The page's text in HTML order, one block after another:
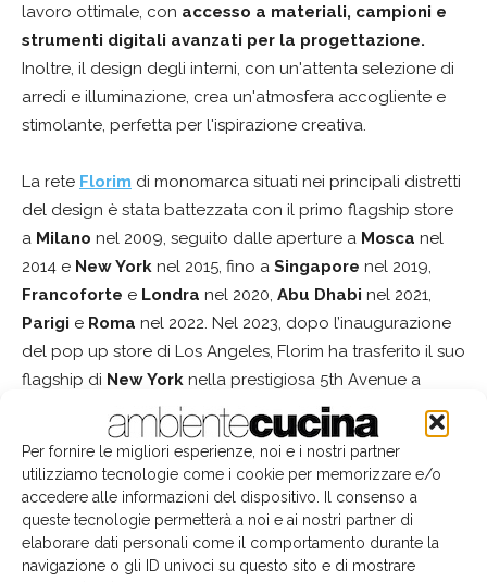
Per fornire le migliori esperienze, noi e i nostri partner
utilizziamo tecnologie come i cookie per memorizzare e/o
accedere alle informazioni del dispositivo. Il consenso a
queste tecnologie permetterà a noi e ai nostri partner di
elaborare dati personali come il comportamento durante la
navigazione o gli ID univoci su questo sito e di mostrare
lavoro ottimale, con accesso a materiali, campioni e
strumenti digitali avanzati per la progettazione.
Inoltre, il design degli interni, con un'attenta selezione di
arredi e illuminazione, crea un'atmosfera accogliente e
stimolante, perfetta per l'ispirazione creativa.
La rete Florim di monomarca situati nei principali distretti
del design è stata battezzata con il primo flagship store
a Milano nel 2009, seguito dalle aperture a Mosca nel
2014 e New York nel 2015, fino a Singapore nel 2019,
Francoforte e Londra nel 2020, Abu Dhabi nel 2021,
Parigi e Roma nel 2022. Nel 2023, dopo l’inaugurazione
del pop up store di Los Angeles, Florim ha trasferito il suo
flagship di New York nella prestigiosa 5th Avenue a
Manhattan. Nel 2024 lo showroom di Milano ha
presentato un restyling completodurante la Design
Week ed è attesa l’apertura di un nuovo spazio a
Roma
TAG Architetti Clerkenwell
distretti design
flagship
Florim Londra progettazione rete monomarca